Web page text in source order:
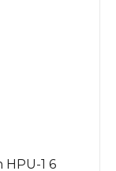
1 6